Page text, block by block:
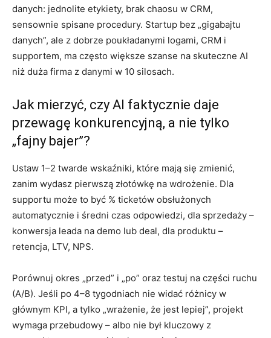
danych: jednolite etykiety, brak chaosu w CRM,
sensownie spisane procedury. Startup bez „gigabajtu
danych”, ale z dobrze poukładanymi logami, CRM i
supportem, ma często większe szanse na skuteczne AI
niż duża firma z danymi w 10 silosach.
Jak mierzyć, czy AI faktycznie daje
przewagę konkurencyjną, a nie tylko
„fajny bajer”?
Ustaw 1–2 twarde wskaźniki, które mają się zmienić,
zanim wydasz pierwszą złotówkę na wdrożenie. Dla
supportu może to być % ticketów obsłużonych
automatycznie i średni czas odpowiedzi, dla sprzedaży –
konwersja leada na demo lub deal, dla produktu –
retencja, LTV, NPS.
Porównuj okres „przed” i „po” oraz testuj na części ruchu
(A/B). Jeśli po 4–8 tygodniach nie widać różnicy w
głównym KPI, a tylko „wrażenie, że jest lepiej”, projekt
wymaga przebudowy – albo nie był kluczowy z